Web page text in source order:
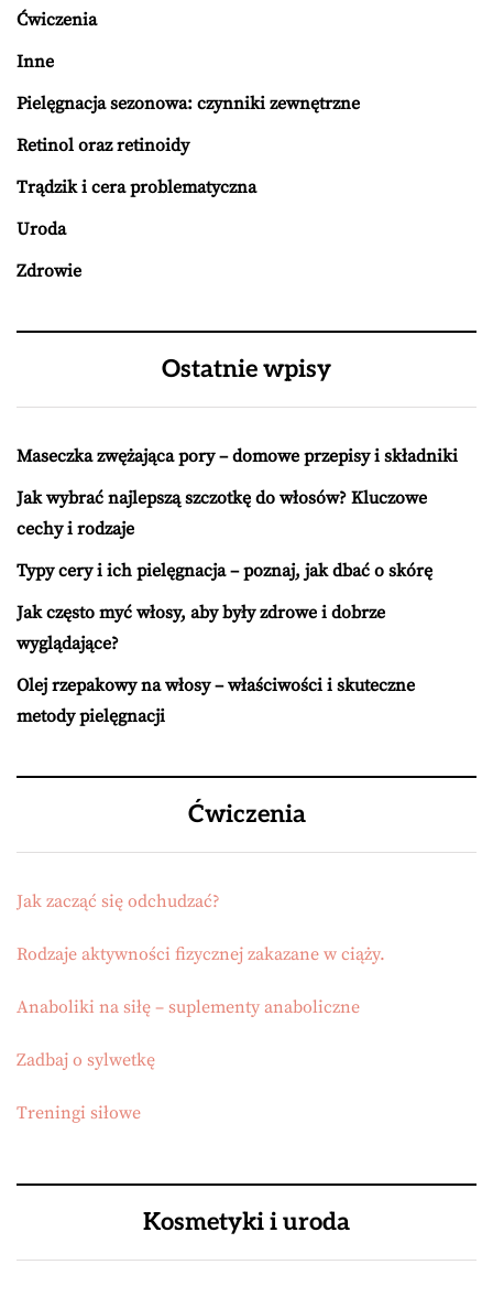
Ćwiczenia
Inne
Pielęgnacja sezonowa: czynniki zewnętrzne
Retinol oraz retinoidy
Trądzik i cera problematyczna
Uroda
Zdrowie
Ostatnie wpisy
Maseczka zwężająca pory – domowe przepisy i składniki
Jak wybrać najlepszą szczotkę do włosów? Kluczowe
cechy i rodzaje
Typy cery i ich pielęgnacja – poznaj, jak dbać o skórę
Jak często myć włosy, aby były zdrowe i dobrze
wyglądające?
Olej rzepakowy na włosy – właściwości i skuteczne
metody pielęgnacji
Ćwiczenia
Jak zacząć się odchudzać?
Rodzaje aktywności fizycznej zakazane w ciąży.
Anaboliki na siłę – suplementy anaboliczne
Zadbaj o sylwetkę
Treningi siłowe
Kosmetyki i uroda